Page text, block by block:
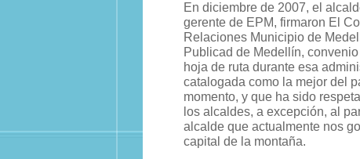
En diciembre de 2007, el
gerente de EPM, firmaron El
Relaciones Municipio de
Publicad de Medellín,
hoja de ruta durante esa
catalogada como la mejor del
momento, y que ha sido
los alcaldes, a excepción, al
alcalde que actualmente nos
capital de la montaña.